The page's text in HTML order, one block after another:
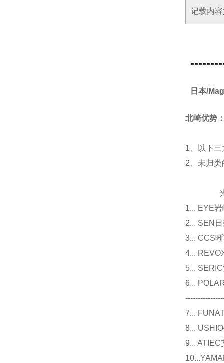
记载内
日本/
北崎优势
1、以下
2、未归
光源
1... EYE
2... SEN
3... CCS
4...
5...
6...
7...
8...
9...